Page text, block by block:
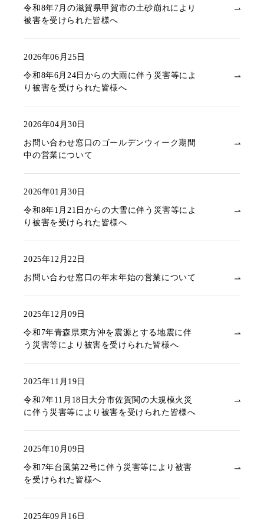
令和8年7月の滋賀県甲賀市の土砂崩れにより
被害を受けられた皆様へ
2026年06月25日
令和8年6月24日からの大雨に伴う災害等によ
り被害を受けられた皆様へ
2026年04月30日
お問い合わせ窓口のゴールデンウィーク期間
中の営業について
2026年01月30日
令和8年1月21日からの大雪に伴う災害等によ
り被害を受けられた皆様へ
2025年12月22日
お問い合わせ窓口の年末年始の営業について
2025年12月09日
令和7年青森県東方沖を震源とする地震に伴
う災害等により被害を受けられた皆様へ
2025年11月19日
令和7年11月18日大分市佐賀関の大規模火災
に伴う災害等により被害を受けられた皆様へ
2025年10月09日
令和7年台風第22号に伴う災害等により被害
を受けられた皆様へ
2025年09月16日